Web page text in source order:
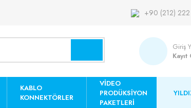
+90 (212)
Giriş
Kayıt
KABLO
KONNEKTÖRLER
VİDEO
PRODÜKSİYON
PAKETLERİ